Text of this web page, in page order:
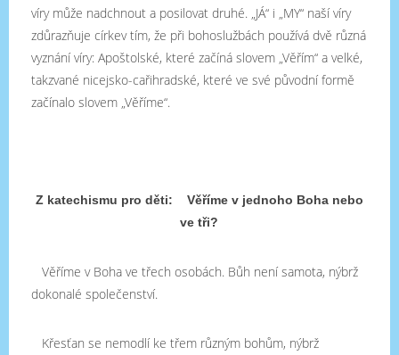
víry může nadchnout a posilovat druhé. „JÁ“ i „MY“ naší víry
zdůrazňuje církev tím, že při bohoslužbách používá dvě různá
vyznání víry: Apoštolské, které začíná slovem „Věřím“ a velké,
takzvané nicejsko-cařihradské, které ve své původní formě
začínalo slovem „Věříme“.
Z katechismu pro děti: Věříme v jednoho Boha nebo
ve tři?
Věříme v Boha ve třech osobách. Bůh není samota, nýbrž
dokonalé společenství.
Křesťan se nemodlí ke třem různým bohům, nýbrž